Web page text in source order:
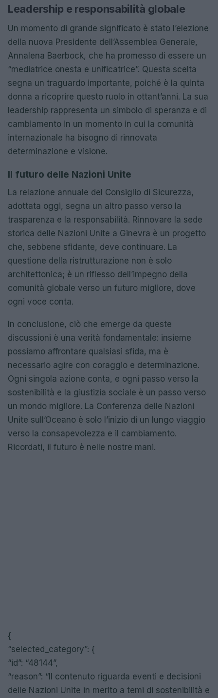
Leadership e responsabilità globale
Un momento di grande significato è stato l’elezione
della nuova Presidente dell’Assemblea Generale,
Annalena Baerbock, che ha promesso di essere un
“mediatrice onesta e unificatrice”. Questa scelta
segna un traguardo importante, poiché è la quinta
donna a ricoprire questo ruolo in ottant’anni. La sua
leadership rappresenta un simbolo di speranza e di
cambiamento in un momento in cui la comunità
internazionale ha bisogno di rinnovata
determinazione e visione.
Il futuro delle Nazioni Unite
La relazione annuale del Consiglio di Sicurezza,
adottata oggi, segna un altro passo verso la
trasparenza e la responsabilità. Rinnovare la sede
storica delle Nazioni Unite a Ginevra è un progetto
che, sebbene sfidante, deve continuare. La
questione della ristrutturazione non è solo
architettonica; è un riflesso dell’impegno della
comunità globale verso un futuro migliore, dove
ogni voce conta.
In conclusione, ciò che emerge da queste
discussioni è una verità fondamentale: insieme
possiamo affrontare qualsiasi sfida, ma è
necessario agire con coraggio e determinazione.
Ogni singola azione conta, e ogni passo verso la
sostenibilità e la giustizia sociale è un passo verso
un mondo migliore. La Conferenza delle Nazioni
Unite sull’Oceano è solo l’inizio di un lungo viaggio
verso la consapevolezza e il cambiamento.
Ricordati, il futuro è nelle nostre mani.
{
“selected_category”: {
“id”: “48144”,
“reason”: “Il contenuto riguarda eventi e decisioni
delle Nazioni Unite in merito a temi di sostenibilità e